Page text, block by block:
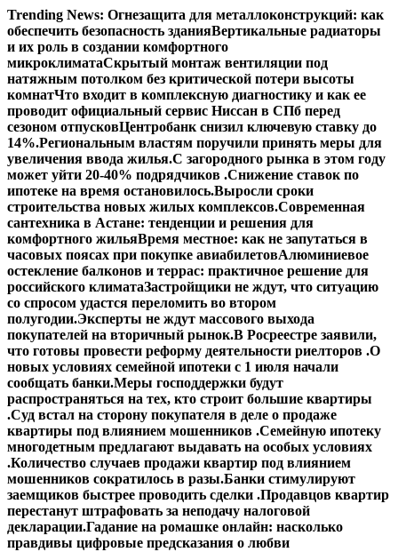
Перейти
к
содержимому
Trending News: Огнезащита для металлоконструкций: как
обеспечить безопасность зданияВертикальные радиаторы
и их роль в создании комфортного
микроклиматаСкрытый монтаж вентиляции под
натяжным потолком без критической потери высоты
комнатЧто входит в комплексную диагностику и как ее
проводит официальный сервис Ниссан в СПб перед
сезоном отпусковЦентробанк снизил ключевую ставку до
14%.Региональным властям поручили принять меры для
увеличения ввода жилья.С загородного рынка в этом году
может уйти 20-40% подрядчиков .Снижение ставок по
ипотеке на время остановилось.Выросли сроки
строительства новых жилых комплексов.Современная
сантехника в Астане: тенденции и решения для
комфортного жильяВремя местное: как не запутаться в
часовых поясах при покупке авиабилетовАлюминиевое
остекление балконов и террас: практичное решение для
российского климатаЗастройщики не ждут, что ситуацию
со спросом удастся переломить во втором
полугодии.Эксперты не ждут массового выхода
покупателей на вторичный рынок.В Росреестре заявили,
что готовы провести реформу деятельности риелторов .О
новых условиях семейной ипотеки с 1 июля начали
сообщать банки.Меры господдержки будут
распространяться на тех, кто строит большие квартиры
.Суд встал на сторону покупателя в деле о продаже
квартиры под влиянием мошенников .Семейную ипотеку
многодетным предлагают выдавать на особых условиях
.Количество случаев продажи квартир под влиянием
мошенников сократилось в разы.Банки стимулируют
заемщиков быстрее проводить сделки .Продавцов квартир
перестанут штрафовать за неподачу налоговой
декларации.Гадание на ромашке онлайн: насколько
правдивы цифровые предсказания о любви